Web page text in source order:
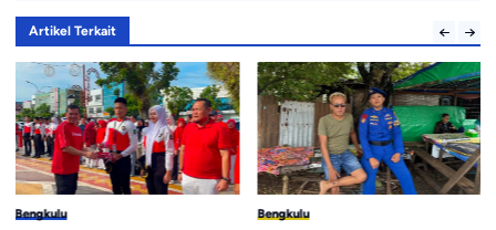
Artikel Terkait
Bengkulu
Bengkulu